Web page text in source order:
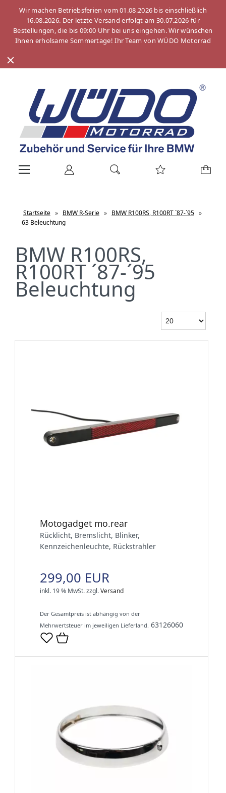
Wir machen Betriebsferien vom 01.08.2026 bis einschließlich
16.08.2026. Der letzte Versand erfolgt am 30.07.2026 für
Bestellungen, die bis 09:00 Uhr bei uns eingehen. Wir wünschen
Ihnen erholsame Sommertage! Ihr Team von WÜDO Motorrad
Startseite » BMW R-Serie » BMW R100RS, R100RT ´87-´95 »
63 Beleuchtung
BMW R100RS,
R100RT ´87-´95
Beleuchtung
Motogadget mo.rear
Rücklicht, Bremslicht, Blinker,
Kennzeichenleuchte, Rückstrahler
299,00 EUR
inkl. 19 % MwSt.zzgl.Versand
Der Gesamtpreis ist abhängig von der
Mehrwertsteuer im jeweiligen Lieferland. 63126060